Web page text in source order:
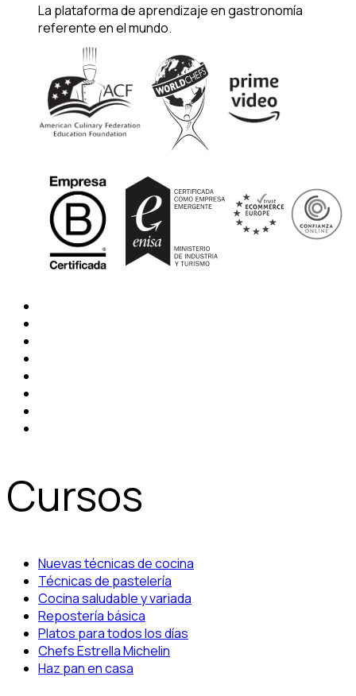
La plataforma de aprendizaje en gastronomía
referente en el mundo.
Cursos
Nuevas técnicas de cocina
Técnicas de pastelería
Cocina saludable y variada
Repostería básica
Platos para todos los días
Chefs Estrella Michelin
Haz pan en casa